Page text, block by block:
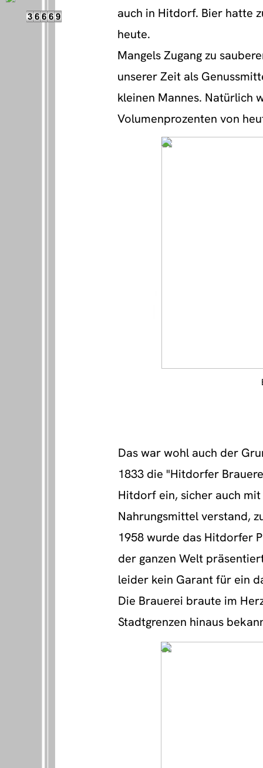
auch in Hitdorf. Bier hatte
heute.
Mangels Zugang zu
unserer Zeit als
kleinen Mannes. Natürlich
Volumenprozenten von
Das war wohl auch der
1833 die "Hitdorfer
Hitdorf ein, sicher auch
Nahrungsmittel verstand,
1958 wurde das Hitdorfer
der ganzen Welt
leider kein Garant für ein
Die Brauerei braute im
Stadtgrenzen hinaus